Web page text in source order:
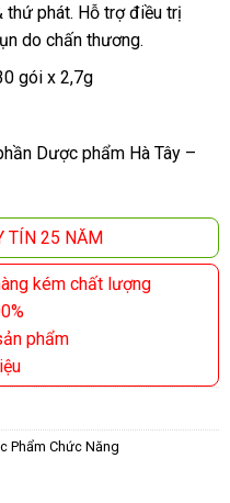
thứ phát. Hỗ trợ điều trị
do chấn thương.
gói x 2,7g
Dược phẩm Hà Tây –
TÍN 25 NĂM
kém chất lượng
phẩm
Phẩm Chức Năng